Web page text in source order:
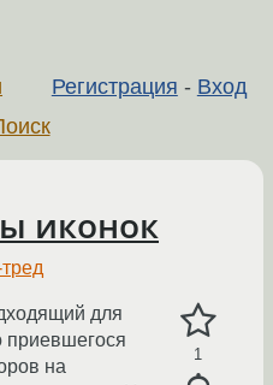
Регистрация - Вход
иконок
1
для
приевшегося
на